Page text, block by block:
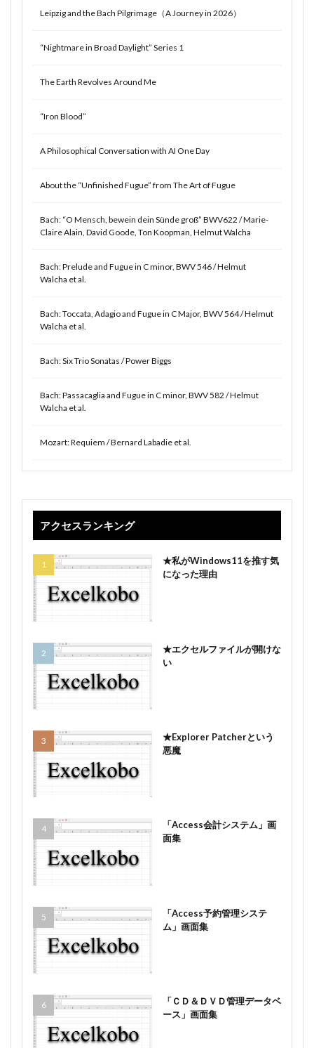
Leipzig and the Bach Pilgrimage（A Journey in 2026）
“Nightmare in Broad Daylight” Series 1
The Earth Revolves Around Me
“Iron Blood”
A Philosophical Conversation with AI One Day
About the “Unfinished Fugue” from The Art of Fugue
Bach: “O Mensch, bewein dein Sünde groß” BWV622 / Marie-
Claire Alain, David Goode, Ton Koopman, Helmut Walcha
Bach: Prelude and Fugue in C minor, BWV 546 / Helmut
Walcha et al.
Bach: Toccata, Adagio and Fugue in C Major, BWV 564 / Helmut
Walcha et al.
Bach: Six Trio Sonatas / Power Biggs
Bach: Passacaglia and Fugue in C minor, BWV 582 / Helmut
Walcha et al.
Mozart: Requiem / Bernard Labadie et al.
アクセスランキング
★私がWindows11を推す気
になった理由
★エクセルファイルが開けな
い
★Explorer Patcherという
悪魔
「Access会計システム」画
面集
「Access予約管理システ
ム」画面集
「ＣＤ＆ＤＶＤ管理データベ
ース」画面集